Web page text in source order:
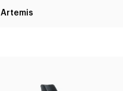
Artemis